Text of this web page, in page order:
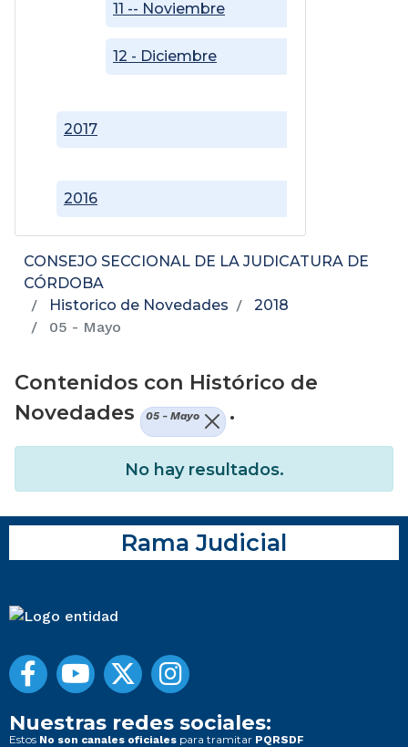
2016
2017
11 -- Noviembre
12 - Diciembre
CONSEJO SECCIONAL DE LA JUDICATURA DE
CÓRDOBA
Historico de Novedades
2018
05 - Mayo
Contenidos con Histórico de
Novedades
05 - Mayo .
No hay resultados.
Rama Judicial
Nuestras redes sociales:
Estos No son canales oficiales para tramitar PQRSDF